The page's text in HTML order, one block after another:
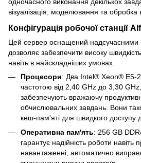
візуалізація, моделювання та обробка
Конфігурація робочої станції
Цей сервер оснащений
дозволяє забезпечити високу
навіть в найскладніших умовах.
Процесори: Два Intel® Xeon® E5-
частотою від 2,40 GHz до 3,30
забезпечують вражаючу
обчислювальних завдань. Вони
кеш-пам'яті для швидкого доступу
Оперативна пам'ять: 256 GB
гарантує надійність роботи навіть
навантаженні, автоматично